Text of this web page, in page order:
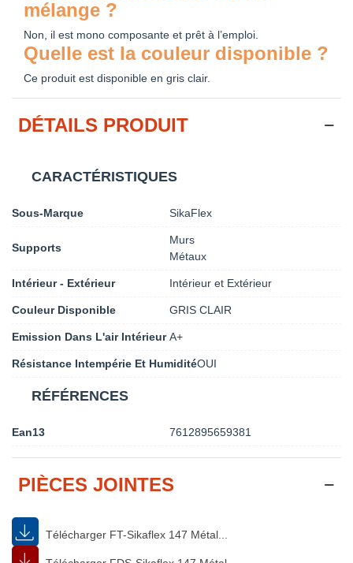
mélange ?
Non, il est mono composante et prêt à l’emploi.
Quelle est la couleur disponible ?
Ce produit est disponible en gris clair.
DÉTAILS PRODUIT
CARACTÉRISTIQUES
Sous-Marque SikaFlex
Supports
Murs
Métaux
Intérieur - Extérieur Intérieur et Extérieur
Couleur Disponible GRIS CLAIR
Emission Dans L'air Intérieur A+
Résistance Intempérie Et HumiditéOUI
RÉFÉRENCES
Ean13 7612895659381
PIÈCES JOINTES
Télécharger FT-Sikaflex 147 Métal...